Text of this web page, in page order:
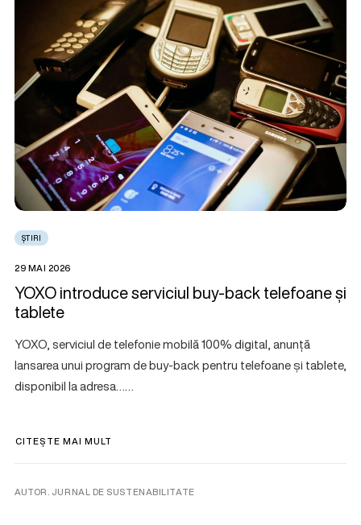
ȘTIRI
29 MAI 2026
YOXO introduce serviciul buy-back telefoane și
tablete
YOXO, serviciul de telefonie mobilă 100% digital, anunță
lansarea unui program de buy-back pentru telefoane și tablete,
disponibil la adresa……
CITEȘTE MAI MULT
AUTOR. JURNAL DE SUSTENABILITATE